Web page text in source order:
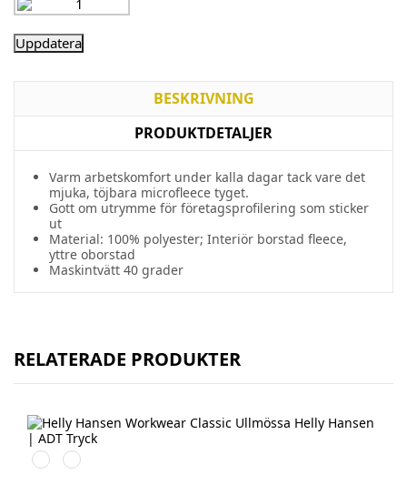
BESKRIVNING
PRODUKTDETALJER
Varm arbetskomfort under kalla dagar tack vare det
mjuka, töjbara microfleece tyget.
Gott om utrymme för företagsprofilering som sticker
ut
Material: 100% polyester; Interiör borstad fleece,
yttre oborstad
Maskintvätt 40 grader
RELATERADE PRODUKTER
590
NAVY
970
DARK